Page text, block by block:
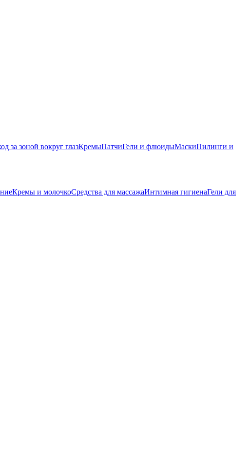
за зоной вокруг глазКремыПатчиГели и флюидыМаскиПилинги и
Кремы и молочкоСредства для массажаИнтимная гигиенаГели для